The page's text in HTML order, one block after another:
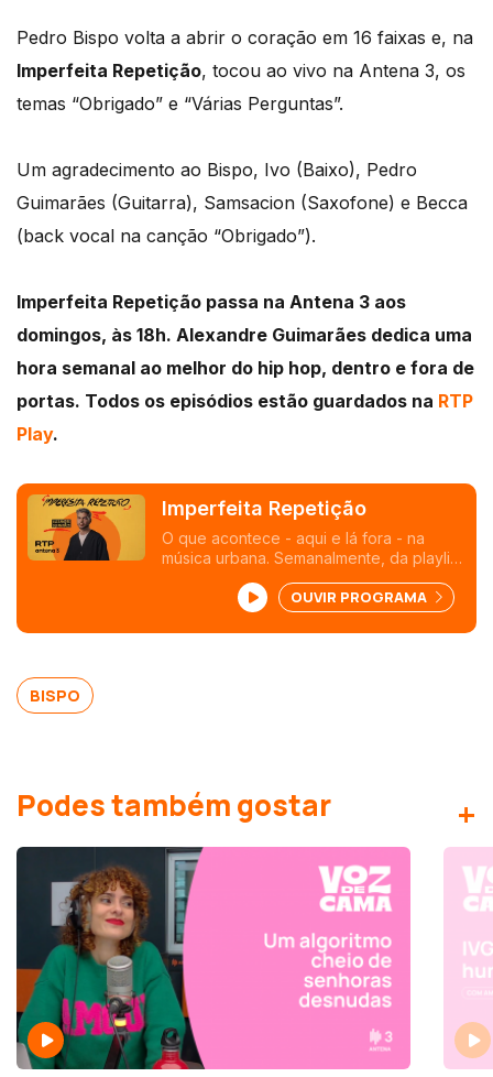
Pedro Bispo volta a abrir o coração em 16 faixas e, na
Imperfeita Repetição, tocou ao vivo na Antena 3, os
temas “Obrigado” e “Várias Perguntas”.
Um agradecimento ao Bispo, Ivo (Baixo), Pedro
Guimarães (Guitarra), Samsacion (Saxofone) e Becca
(back vocal na canção “Obrigado”).
Imperfeita Repetição passa na Antena 3 aos
domingos, às 18h. Alexandre Guimarães dedica uma
hora semanal ao melhor do hip hop, dentro e fora de
portas. Todos os episódios estão guardados na RTP
Play.
Imperfeita Repetição
O que acontece - aqui e lá fora - na
música urbana. Semanalmente, da playlist
às 18h, há hip hop na Antena 3 com o
Alexandre Guimarães na procura da
Imperfeita Repetição.
OUVIR PROGRAMA
BISPO
Podes também gostar +